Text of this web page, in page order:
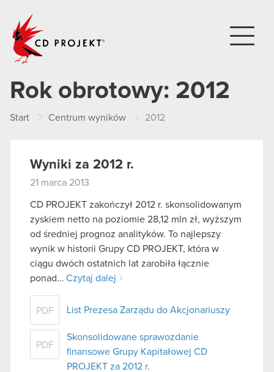
Rok obrotowy: 2012
Start Centrum wyników 2012
Wyniki za 2012 r.
21 marca 2013
CD PROJEKT zakończył 2012 r. skonsolidowanym
zyskiem netto na poziomie 28,12 mln zł, wyższym
od średniej prognoz analityków. To najlepszy
wynik w historii Grupy CD PROJEKT, która w
ciągu dwóch ostatnich lat zarobiła łącznie
ponad… Czytaj dalej
PDF List Prezesa Zarządu do Akcjonariuszy
PDF
Skonsolidowane sprawozdanie
finansowe Grupy Kapitałowej CD
PROJEKT za 2012 r.